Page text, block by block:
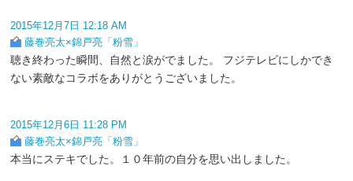
2015年12月7日 12:18 AM
藤巻亮太×錦戸亮「粉雪」
聴き終わった瞬間、自然と涙がでました。 フジテレビにしかでき
ない素敵なコラボをありがとうございました。
2015年12月6日 11:28 PM
藤巻亮太×錦戸亮「粉雪」
本当にステキでした。１０年前の自分を思い出しました。